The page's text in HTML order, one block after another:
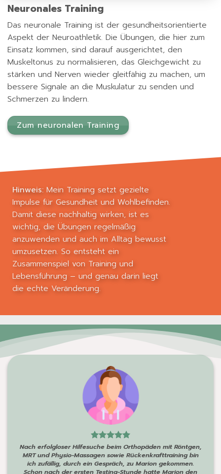
Neuronales Training
Das neuronale Training ist der gesundheitsorientierte
Aspekt der Neuroathletik. Die Übungen, die hier zum
Einsatz kommen, sind darauf ausgerichtet, den
Muskeltonus zu normalisieren, das Gleichgewicht zu
stärken und Nerven wieder gleitfähig zu machen, um
bessere Signale an die Muskulatur zu senden und
Schmerzen zu lindern.
Zum neuronalen Training
Hinweis: Mein Training setzt gezielte
Impulse für Gesundheit und Wohlbefinden.
Damit diese nachhaltig wirken, ist es
wichtig, die Übungen regelmäßig
anzuwenden und auch im Alltag bewusst
umzusetzen. So entsteht ein
Zusammenspiel von Training und
Lebensführung – und genau darin liegt
die echte Veränderung.
Nach erfolgloser Hilfesuche beim Orthopäden mit Röntgen,
MRT und Physio-Massagen sowie Rückenkrafttraining bin
ich zufällig, durch ein Gespräch, zu Marion gekommen.
Schon nach der ersten Testing-Stunde hatte Marion den